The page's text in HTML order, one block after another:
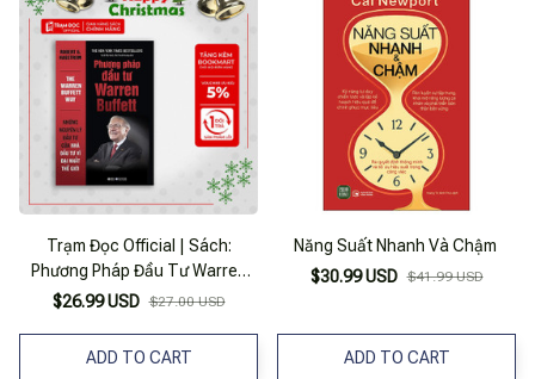
Trạm Đọc Official | Sách:
Phương Pháp Đầu Tư Warren
Buffett
$26.99 USD $27.00 USD
ADD TO CART
Năng Suất Nhanh Và Chậm
$30.99 USD $41.99 USD
ADD TO CART